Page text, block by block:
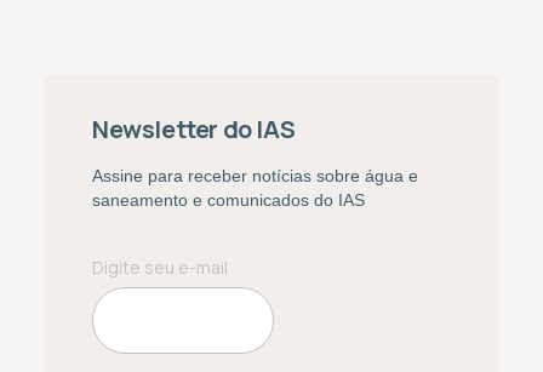
Newsletter do IAS
Assine para receber notícias sobre água e
saneamento e comunicados do IAS